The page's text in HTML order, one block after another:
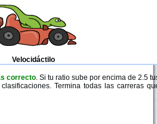
Velocidáctilo
correcto. Si tu ratio sube por encima de 2.5
Termina todas las carreras